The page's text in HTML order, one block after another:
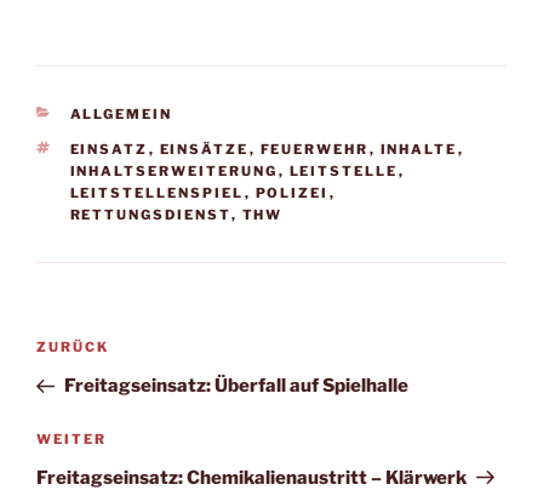
KATEGORIEN
ALLGEMEIN
SCHLAGWÖRTER
EINSATZ , EINSÄTZE , FEUERWEHR , INHALTE ,
INHALTSERWEITERUNG , LEITSTELLE ,
LEITSTELLENSPIEL , POLIZEI ,
RETTUNGSDIENST, THW
Beitragsnavigation
Vorheriger
Beitrag
ZURÜCK
Freitagseinsatz: Überfall auf Spielhalle
Nächster
Beitrag
WEITER
Freitagseinsatz: Chemikalienaustritt – Klärwerk